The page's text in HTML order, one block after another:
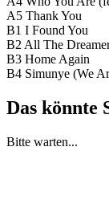
A5 Thank You
B1 I Found You
B2 All The
B3 Home Again
B4 Simunye (We
Das könnte
Bitte warten...